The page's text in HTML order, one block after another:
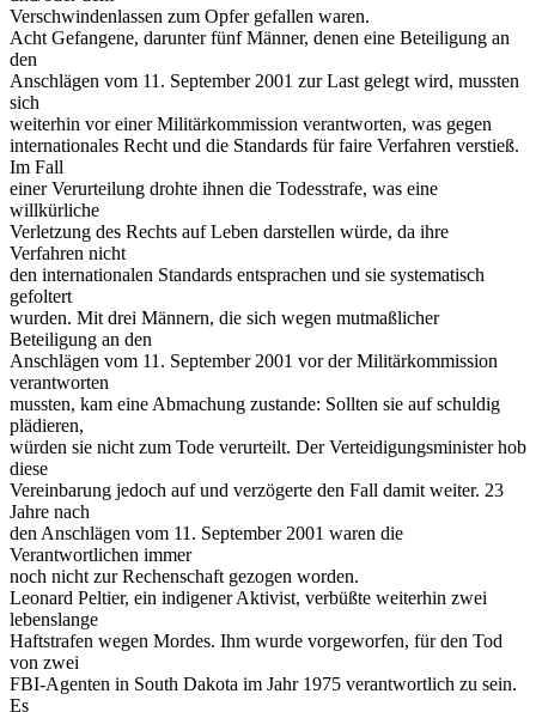
Verschwindenlassen zum Opfer gefallen waren.
Acht Gefangene, darunter fünf Männer, denen eine Beteiligung an
den
Anschlägen vom 11. September 2001 zur Last gelegt wird, mussten
sich
weiterhin vor einer Militärkommission verantworten, was gegen
internationales Recht und die Standards für faire Verfahren verstieß.
Im Fall
einer Verurteilung drohte ihnen die Todesstrafe, was eine
willkürliche
Verletzung des Rechts auf Leben darstellen würde, da ihre
Verfahren nicht
den internationalen Standards entsprachen und sie systematisch
gefoltert
wurden. Mit drei Männern, die sich wegen mutmaßlicher
Beteiligung an den
Anschlägen vom 11. September 2001 vor der Militärkommission
verantworten
mussten, kam eine Abmachung zustande: Sollten sie auf schuldig
plädieren,
würden sie nicht zum Tode verurteilt. Der Verteidigungsminister hob
diese
Vereinbarung jedoch auf und verzögerte den Fall damit weiter. 23
Jahre nach
den Anschlägen vom 11. September 2001 waren die
Verantwortlichen immer
noch nicht zur Rechenschaft gezogen worden.
Leonard Peltier, ein indigener Aktivist, verbüßte weiterhin zwei
lebenslange
Haftstrafen wegen Mordes. Ihm wurde vorgeworfen, für den Tod
von zwei
FBI-Agenten in South Dakota im Jahr 1975 verantwortlich zu sein.
Es